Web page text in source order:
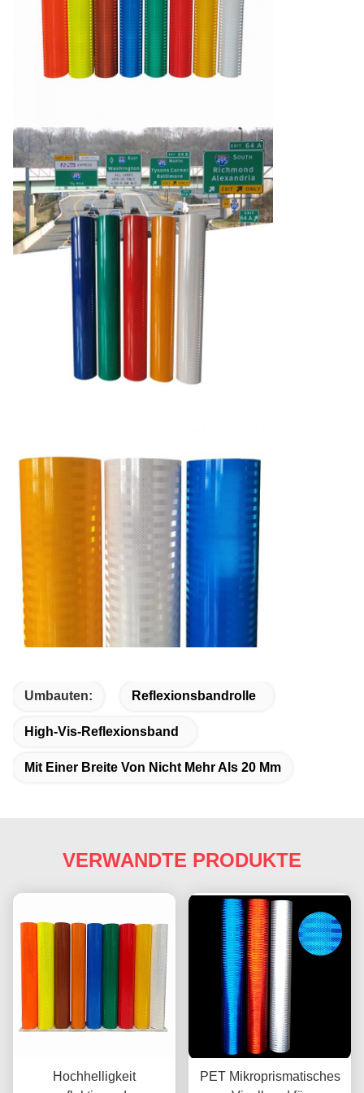
Umbauten: Reflexionsbandrolle
High-Vis-Reflexionsband
Mit Einer Breite Von Nicht Mehr Als 20 Mm
VERWANDTE PRODUKTE
Hochhelligkeit
PET Mikroprismatisches